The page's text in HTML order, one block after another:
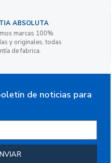
ABSOLUTA
marcas 100%
y originales, todas
de fabrica.
de noticias para